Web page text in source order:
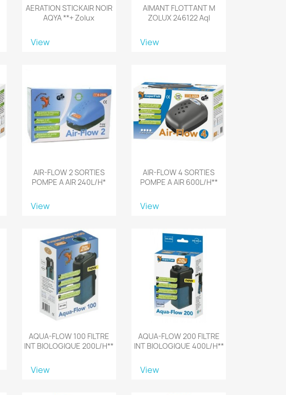
AERATION STICKAIR NOIR
AQYA **+ Zolux
View
AIMANT FLOTTANT M
ZOLUX 246122 Aql
View
AIR-FLOW 2 SORTIES
POMPE A AIR 240L/H*
View
AIR-FLOW 4 SORTIES
POMPE A AIR 600L/H**
View
AQUA-FLOW 100 FILTRE
INT BIOLOGIQUE 200L/H**
View
AQUA-FLOW 200 FILTRE
INT BIOLOGIQUE 400L/H**
View